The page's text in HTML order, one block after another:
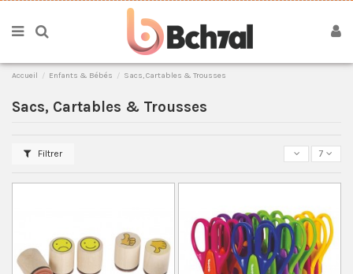
Accueil Enfants & Bébés Sacs, Cartables & Trousses
Sacs, Cartables & Trousses
Filtrer 7